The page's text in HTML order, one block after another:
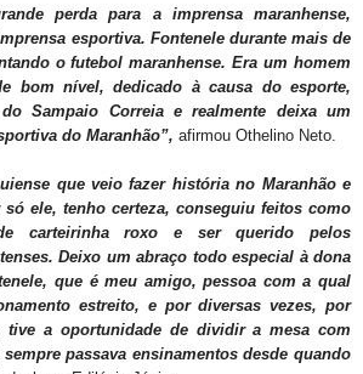
perda para a imprensa maranhense,
esportiva. Fontenele durante mais de
o futebol maranhense. Era um homem
bom nível, dedicado à causa do esporte,
Sampaio Correia e realmente deixa um
do Maranhão”, afirmou Othelino Neto.
que veio fazer história no Maranhão e
ele, tenho certeza, conseguiu feitos como
carteirinha roxo e ser querido pelos
Deixo um abraço todo especial à dona
que é meu amigo, pessoa com a qual
estreito, e por diversas vezes, por
tive a oportunidade de dividir a mesa com
passava ensinamentos desde quando